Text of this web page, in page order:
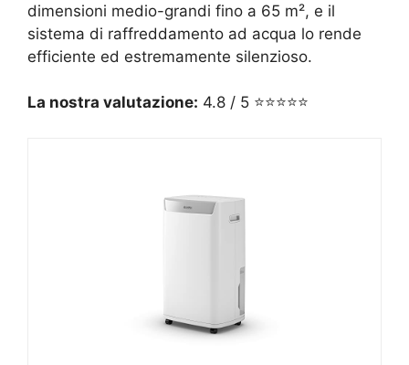
dimensioni medio-grandi fino a 65 m², e il
sistema di raffreddamento ad acqua lo rende
efficiente ed estremamente silenzioso.
La nostra valutazione: 4.8 / 5 ⭐⭐⭐⭐⭐